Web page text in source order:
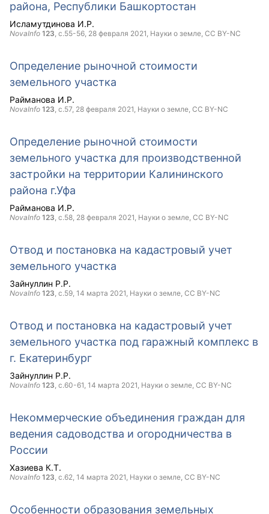
района, Республики Башкортостан
Исламутдинова И.Р.
NovaInfo 123, с.55-56, 28 февраля 2021, Науки о земле, CC BY-NC
Определение рыночной стоимости
земельного участка
Райманова И.Р.
NovaInfo 123, с.57, 28 февраля 2021, Науки о земле, CC BY-NC
Определение рыночной стоимости
земельного участка для производственной
застройки на территории Калининского
района г.Уфа
Райманова И.Р.
NovaInfo 123, с.58, 28 февраля 2021, Науки о земле, CC BY-NC
Отвод и постановка на кадастровый учет
земельного участка
Зайнуллин Р.Р.
NovaInfo 123, с.59, 14 марта 2021, Науки о земле, CC BY-NC
Отвод и постановка на кадастровый учет
земельного участка под гаражный комплекс в
г. Екатеринбург
Зайнуллин Р.Р.
NovaInfo 123, с.60-61, 14 марта 2021, Науки о земле, CC BY-NC
Некоммерческие объединения граждан для
ведения садоводства и огородничества в
России
Хазиева К.Т.
NovaInfo 123, с.62, 14 марта 2021, Науки о земле, CC BY-NC
Особенности образования земельных